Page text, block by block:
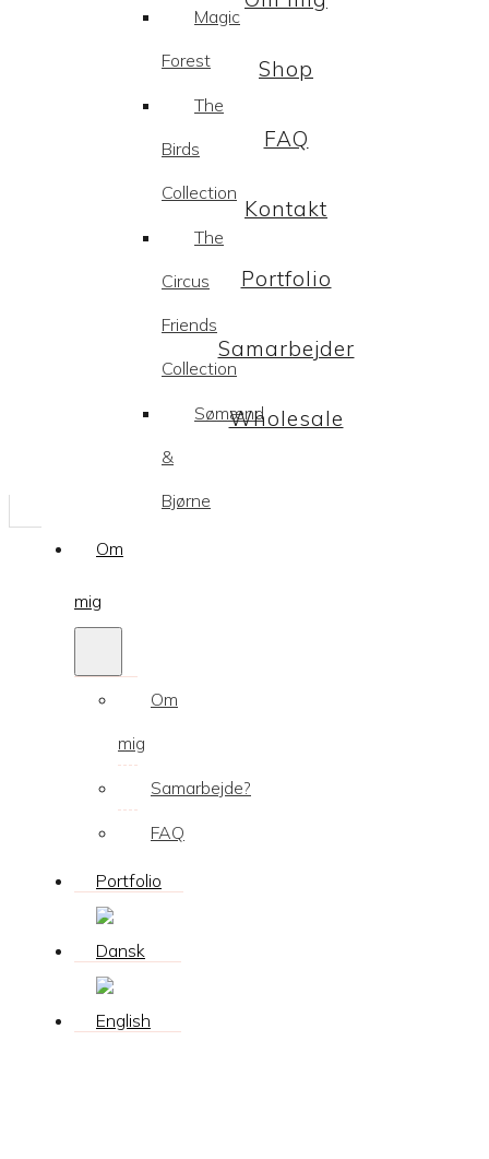
Magic
Forest
The
Birds
Collection
The
Circus
Friends
Collection
Sømænd
&
Bjørne
Om
mig
Om
mig
Samarbejde?
FAQ
Portfolio
Shop
FAQ
Kontakt
Portfolio
Samarbejder
Wholesale